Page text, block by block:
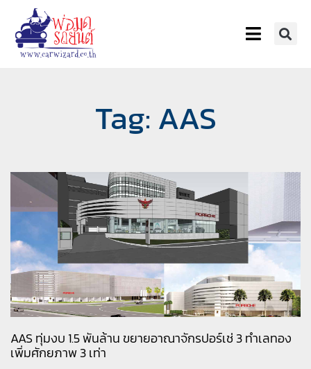
Tag: AAS
AAS ทุ่มงบ 1.5 พันล้าน ขยายอาณาจักรปอร์เช่ 3 ทำเลทอง
เพิ่มศักยภาพ 3 เท่า